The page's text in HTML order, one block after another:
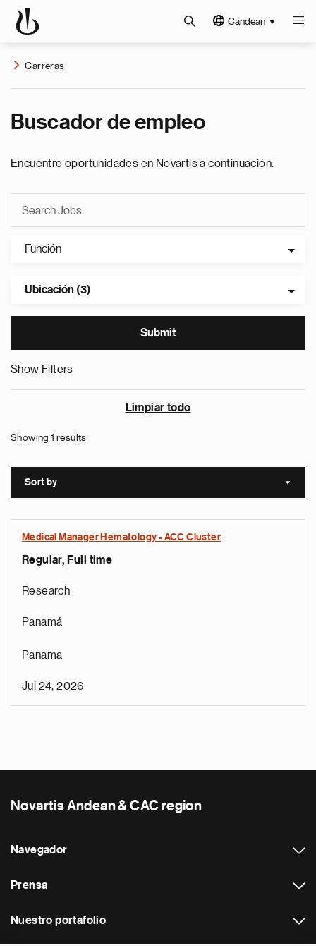
Candean
Carreras
Buscador de empleo
Encuentre oportunidades en Novartis a continuación.
Función
Ubicación (3)
Show Filters
Limpiar todo
Showing 1 results
Sort by Sort
Medical Manager Hematology - ACC Cluster
Regular, Full time
Research
Panamá
Panama
Jul 24, 2026
Novartis Andean & CAC region
Navegador
Prensa
Nuestro portafolio